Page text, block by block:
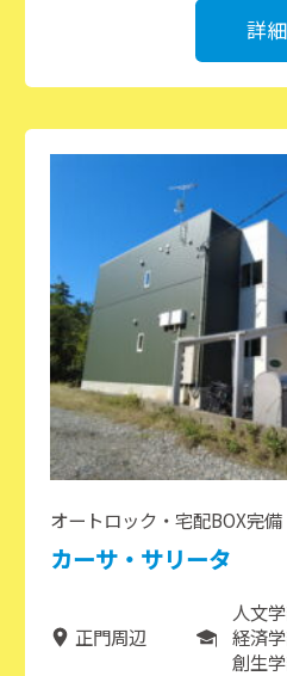
詳細
オートロック・宅配BOX完
カーサ・サリータ
正門周辺
人文
経済
創生